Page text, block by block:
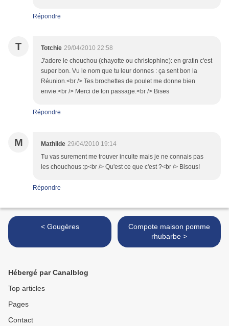
Répondre
T Totchie 29/04/2010 22:58
J'adore le chouchou (chayotte ou christophine): en gratin c'est
super bon. Vu le nom que tu leur donnes : ça sent bon la
Réunion.<br /> Tes brochettes de poulet me donne bien
envie.<br /> Merci de ton passage.<br /> Bises
Répondre
M Mathilde 29/04/2010 19:14
Tu vas surement me trouver inculte mais je ne connais pas
les chouchous :p<br /> Qu'est ce que c'est ?<br /> Bisous!
Répondre
< Gougères
Compote maison pomme
rhubarbe >
Hébergé par Canalblog
Top articles
Pages
Contact